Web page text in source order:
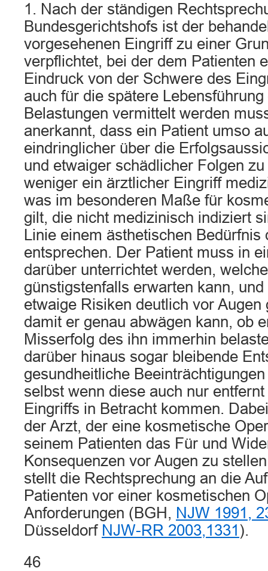
1. Nach der ständigen
Bundesgerichtshofs ist der
vorgesehenen Eingriff zu einer
verpflichtet, bei der dem Patienten
Eindruck von der Schwere des
auch für die spätere
Belastungen vermittelt werden
anerkannt, dass ein Patient umso
eindringlicher über die
und etwaiger schädlicher Folgen
weniger ein ärztlicher Eingriff
was im besonderen Maße für
gilt, die nicht medizinisch indiziert
Linie einem ästhetischen Bedürfnis
entsprechen. Der Patient muss in
darüber unterrichtet werden,
günstigstenfalls erwarten kann,
etwaige Risiken deutlich vor Augen
damit er genau abwägen kann, ob
Misserfolg des ihn immerhin
darüber hinaus sogar bleibende
gesundheitliche
selbst wenn diese auch nur
Eingriffs in Betracht kommen.
der Arzt, der eine kosmetische
seinem Patienten das Für und
Konsequenzen vor Augen zu
stellt die Rechtsprechung an die
Patienten vor einer kosmetischen
Anforderungen (BGH, NJW 1991,
Düsseldorf NJW-RR 2003,1331 ).
46